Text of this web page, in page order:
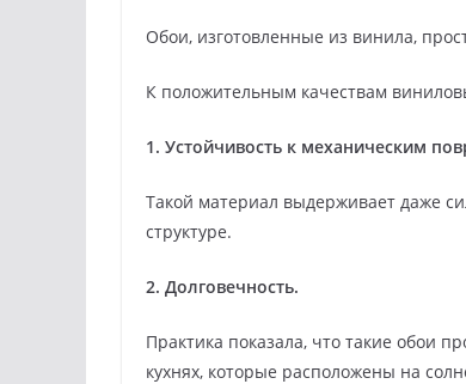
Обои, изготовленные из винила,
К положительным качествам
1. Устойчивость к механическим
Такой материал выдерживает даже
структуре.
2. Долговечность.
Практика показала, что такие обои
кухнях, которые расположены на